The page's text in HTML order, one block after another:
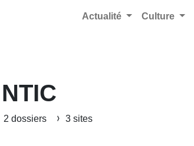
Actualité Culture
2 dossiers 3 sites